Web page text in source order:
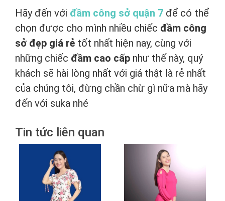
Hãy đến với đầm công sở quận 7 để có thể
chọn được cho mình nhiều chiếc đầm công
sở đẹp giá rẻ tốt nhất hiện nay, cùng với
những chiếc đầm cao cấp như thế này, quý
khách sẽ hài lòng nhất với giá thật là rẻ nhất
của chúng tôi, đừng chần chừ gì nữa mà hãy
đến với suka nhé
Tin tức liên quan